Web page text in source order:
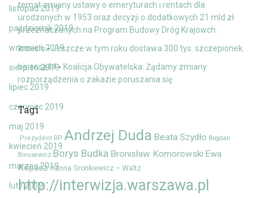
listopad 2019
październik 2019
wrzesień 2019
sierpień 2019
lipiec 2019
czerwiec 2019
maj 2019
kwiecień 2019
marzec 2019
luty 2019
temat zmiany ustawy o emeryturach i rentach dla
urodzonych w 1953 oraz decyzji o dodatkowych 21 mld zł
przeznaczonych na Program Budowy Dróg Krajowch.
krzeslo-Jeszcze w tym roku dostawa 300 tys. szczepionek.
bartosz44- Koalicja Obywatelska: Żądamy zmiany
rozporządzenia o zakazie poruszania się
Tagi
.Prezydent RP Andrzej Duda Beata Szydło Bogdan
Borusewicz Borys Budka Bronisław Komorowski Ewa
Kopacz Hanna Gronkiewicz – Waltz
http://interwizja.warszawa.pl